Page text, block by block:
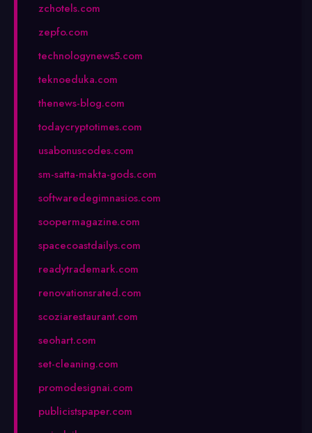
zchotels.com
zepfo.com
technologynews5.com
teknoeduka.com
thenews-blog.com
todaycryptotimes.com
usabonuscodes.com
sm-satta-makta-gods.com
softwaredegimnasios.com
soopermagazine.com
spacecoastdailys.com
readytrademark.com
renovationsrated.com
scoziarestaurant.com
seohart.com
set-cleaning.com
promodesignai.com
publicistspaper.com